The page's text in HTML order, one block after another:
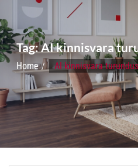
Tag:AI kinnisvara
Home AI kinnisvara